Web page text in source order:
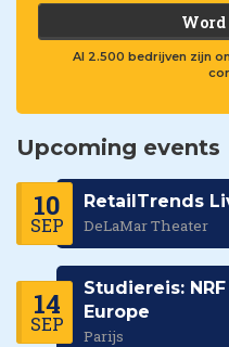
Word
Al 2.500 bedrijven zijn
Upcoming events
10
SEP
RetailTrends
DeLaMar Theater
14
SEP
Studiereis:
Europe
Parijs